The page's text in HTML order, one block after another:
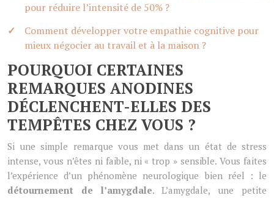
pour réduire l’intensité de 50% ?
Comment développer votre empathie cognitive pour
mieux négocier au travail et à la maison ?
POURQUOI CERTAINES
REMARQUES ANODINES
DÉCLENCHENT-ELLES DES
TEMPÊTES CHEZ VOUS ?
Si une simple remarque vous met dans un état de stress
intense, vous n’êtes ni faible, ni « trop » sensible. Vous faites
l’expérience d’un phénomène neurologique bien réel : le
détournement de l’amygdale. L’amygdale, une petite